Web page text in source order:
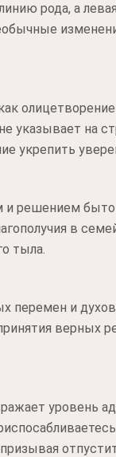
рода, а
указывает на
укрепить
решением
в
тыла.
и
верных
уровень